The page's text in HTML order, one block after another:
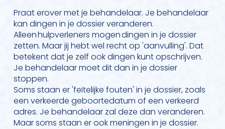
Praat erover met je behandelaar. Je behandelaar
kan dingen in je dossier veranderen.
Alleen hulpverleners mogen dingen in je dossier
zetten. Maar jij hebt wel recht op 'aanvulling'. Dat
betekent dat je zelf ook dingen kunt opschrijven.
Je behandelaar moet dit dan in je dossier
stoppen.
Soms staan er 'feitelijke fouten' in je dossier, zoals
een verkeerde geboortedatum of een verkeerd
adres. Je behandelaar zal deze dan veranderen.
Maar soms staan er ook meningen in je dossier.